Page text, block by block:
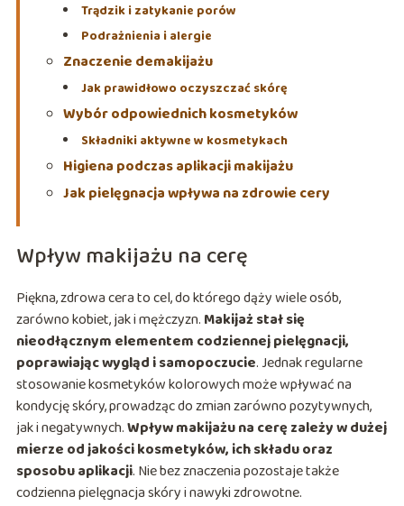
Trądzik i zatykanie porów
Podrażnienia i alergie
Znaczenie demakijażu
Jak prawidłowo oczyszczać skórę
Wybór odpowiednich kosmetyków
Składniki aktywne w kosmetykach
Higiena podczas aplikacji makijażu
Jak pielęgnacja wpływa na zdrowie cery
Wpływ makijażu na cerę
Piękna, zdrowa cera to cel, do którego dąży wiele osób,
zarówno kobiet, jak i mężczyzn. Makijaż stał się
nieodłącznym elementem codziennej pielęgnacji,
poprawiając wygląd i samopoczucie. Jednak regularne
stosowanie kosmetyków kolorowych może wpływać na
kondycję skóry, prowadząc do zmian zarówno pozytywnych,
jak i negatywnych.Wpływ makijażu na cerę zależy w dużej
mierze od jakości kosmetyków, ich składu oraz
sposobu aplikacji. Nie bez znaczenia pozostaje także
codzienna pielęgnacja skóry i nawyki zdrowotne.